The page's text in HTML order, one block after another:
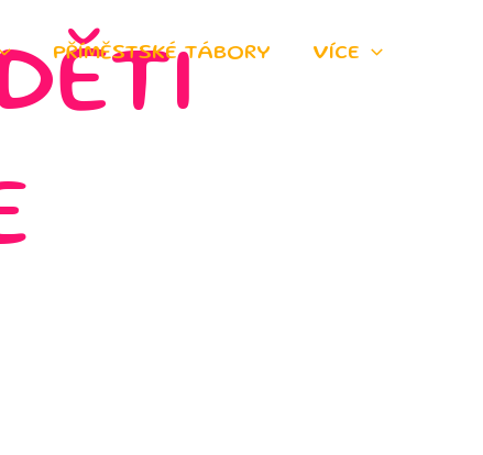
PŘÍMĚSTSKÉ TÁBORY VÍCE